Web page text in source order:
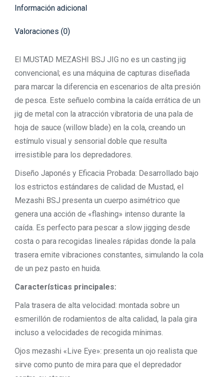
Información adicional
Valoraciones (0)
El MUSTAD MEZASHI BSJ JIG no es un casting jig
convencional; es una máquina de capturas diseñada
para marcar la diferencia en escenarios de alta presión
de pesca. Este señuelo combina la caída errática de un
jig de metal con la atracción vibratoria de una pala de
hoja de sauce (willow blade) en la cola, creando un
estímulo visual y sensorial doble que resulta
irresistible para los depredadores.
Diseño Japonés y Eficacia Probada: Desarrollado bajo
los estrictos estándares de calidad de Mustad, el
Mezashi BSJ presenta un cuerpo asimétrico que
genera una acción de «flashing» intenso durante la
caída. Es perfecto para pescar a slow jigging desde
costa o para recogidas lineales rápidas donde la pala
trasera emite vibraciones constantes, simulando la cola
de un pez pasto en huida.
Características principales:
Pala trasera de alta velocidad: montada sobre un
esmerillón de rodamientos de alta calidad, la pala gira
incluso a velocidades de recogida mínimas.
Ojos mezashi «Live Eye»: presenta un ojo realista que
sirve como punto de mira para que el depredador